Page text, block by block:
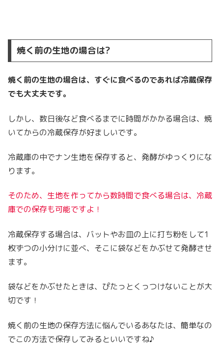
焼く前の生地の場合は?
焼く前の生地の場合は、すぐに食べるのであれば冷蔵保存
でも大丈夫です。
しかし、数日後など食べるまでに時間がかかる場合は、焼
いてからの冷蔵保存が好ましいです。
冷蔵庫の中でナン生地を保存すると、発酵がゆっくりにな
ります。
そのため、生地を作ってから数時間で食べる場合は、冷蔵
庫での保存も可能ですよ！
冷蔵保存する場合は、バットやお皿の上に打ち粉をして1
枚ずつの小分けに並べ、そこに袋などをかぶせて発酵させ
ます。
袋などをかぶせたときは、ぴたっとくっつけないことが大
切です！
焼く前の生地の保存方法に悩んでいるあなたは、簡単なの
でこの方法で保存してみるといいですね♪